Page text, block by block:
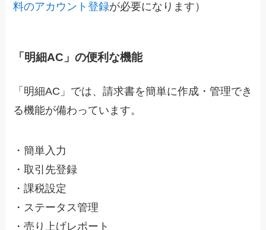
料のアカウント登録が必要になります）
「明細AC」の便利な機能
「明細AC」では、請求書を簡単に作成・管理でき
る機能が備わっています。
・簡単入力
・取引先登録
・課税設定
・ステータス管理
・売り上げレポート